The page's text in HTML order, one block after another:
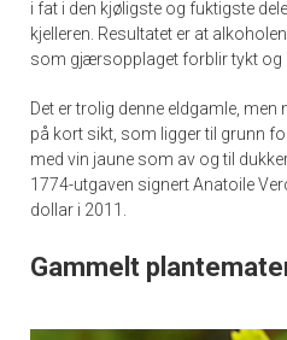
i fat i den kjøligste og fuktigste
kjelleren. Resultatet er at
som gjærsopplaget forblir tykt og
Det er trolig denne eldgamle,
på kort sikt, som ligger til grunn
med vin jaune som av og til
1774-utgaven signert Anatoile
dollar i 2011.
Gammelt